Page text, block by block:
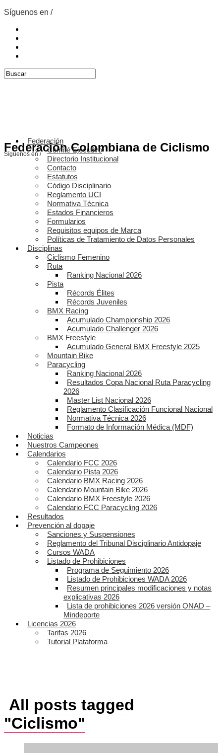
Síguenos en /
Federación Colombiana de Ciclismo
Síguenos en /
Federación
Comité Ejecutivo
Directorio Institucional
Contacto
Estatutos
Código Disciplinario
Reglamento UCI
Normativa Técnica
Estados Financieros
Formularios
Requisitos equipos de Marca
Políticas de Tratamiento de Datos Personales
Disciplinas
Ciclismo Femenino
Ruta
Ranking Nacional 2026
Pista
Récords Élites
Récords Juveniles
BMX Racing
Acumulado Championship 2026
Acumulado Challenger 2026
BMX Freestyle
Acumulado General BMX Freestyle 2025
Mountain Bike
Paracycling
Ranking Nacional 2026
Resultados Copa Nacional Ruta Paracycling
2026
Master List Nacional 2026
Reglamento Clasificación Funcional Nacional
Normativa Técnica 2026
Formato de Información Médica (MDF)
Noticias
Nuestros Campeones
Calendarios
Calendario FCC 2026
Calendario Pista 2026
Calendario BMX Racing 2026
Calendario Mountain Bike 2026
Calendario BMX Freestyle 2026
Calendario FCC Paracycling 2026
Resultados
Prevención al dopaje
Sanciones y Suspensiones
Reglamento del Tribunal Disciplinario Antidopaje
Cursos WADA
Listado de Prohibiciones
Programa de Seguimiento 2026
Listado de Prohibiciones WADA 2026
Resumen principales modificaciones y notas
explicativas 2026
Lista de prohibiciones 2026 versión ONAD –
Mindeporte
Licencias 2026
Tarifas 2026
Tutorial Plataforma
All posts tagged
"Ciclismo"